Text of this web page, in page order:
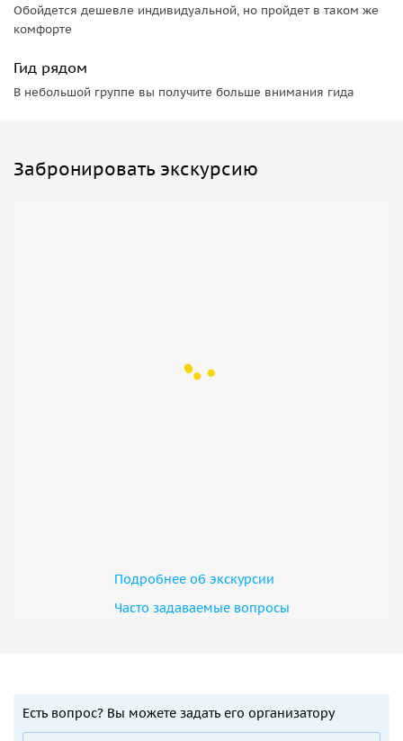
Вы сможете сопроводить прекрасным испанским
и канарским вином. Ну, и, конечно же, десерт! Здесь у Вас
есть прекрасная возможность полакомиться
волшебного канарского кофе — барракито. Ну, что? Стоит
идентично экскурсии «За кулисами Лоро-парка»
Обойдется дешевле индивидуальной, но пройдет в таком же
комфорте
Гид рядом
В небольшой группе вы получите больше внимания гида
Забронировать экскурсию
Подробнее об экскурсии
Часто задаваемые вопросы
Есть вопрос? Вы можете задать его организатору